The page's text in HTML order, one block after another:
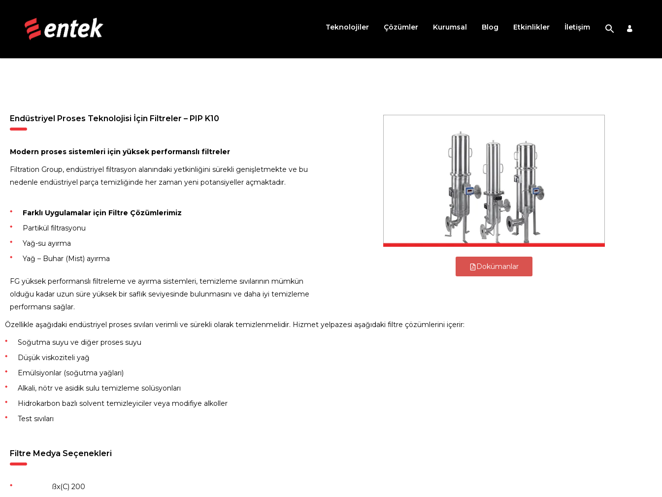
Teknolojiler Çözümler Kurumsal Blog Etkinlikler İletişim
Endüstriyel Proses Teknolojisi İçin Filtreler – PIP K10
Modern proses sistemleri için yüksek performanslı filtreler
Filtration Group, endüstriyel filtrasyon alanındaki yetkinliğini sürekli genişletmekte ve bu
nedenle endüstriyel parça temizliğinde her zaman yeni potansiyeller açmaktadır.
Farklı Uygulamalar için Filtre Çözümlerimiz
Partikül filtrasyonu
Yağ-su ayırma
Yağ – Buhar (Mist) ayırma
FG yüksek performanslı filtreleme ve ayırma sistemleri, temizleme sıvılarının mümkün
olduğu kadar uzun süre yüksek bir saflık seviyesinde bulunmasını ve daha iyi temizleme
performansı sağlar.
Dokümanlar
Özellikle aşağıdaki endüstriyel proses sıvıları verimli ve sürekli olarak temizlenmelidir. Hizmet yelpazesi aşağıdaki filtre çözümlerini içerir:
Soğutma suyu ve diğer proses suyu
Düşük viskoziteli yağ
Emülsiyonlar (soğutma yağları)
Alkali, nötr ve asidik sulu temizleme solüsyonları
Hidrokarbon bazlı solvent temizleyiciler veya modifiye alkoller
Test sıvıları
Filtre Medya Seçenekleri
ßx(C) 200